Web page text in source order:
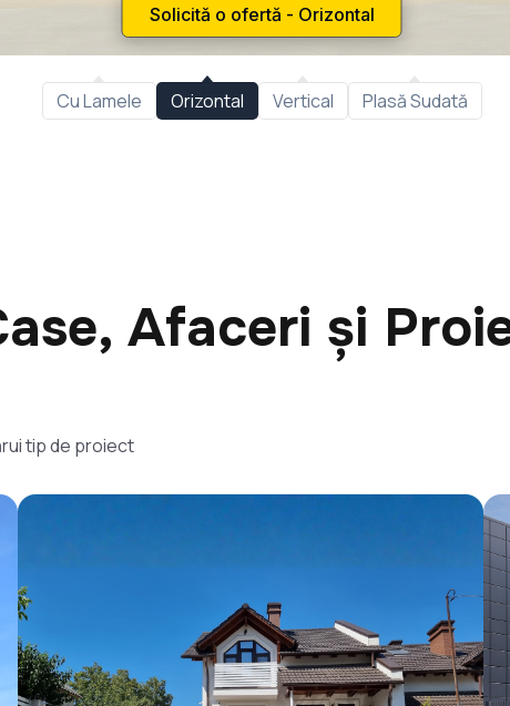
Solicită o ofertă-Vertical
Cu Lamele Orizontal Vertical Plasă Sudată
Afaceri și
tip de proiect